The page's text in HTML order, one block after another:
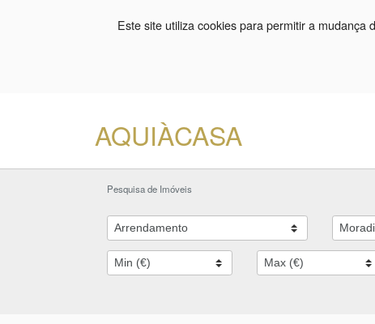
Este site utiliza cookies para permitir a
AQUIÀCASA
Pesquisa de Imóveis